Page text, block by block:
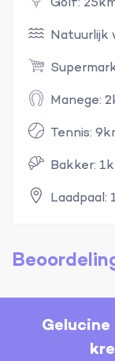
Natuurlijk
Manege:
Tennis:
Bakker:
Laadpaal: